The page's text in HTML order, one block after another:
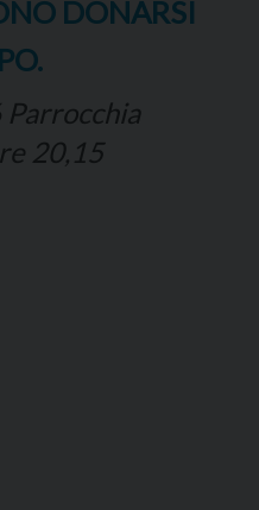
DONARSI
Parrocchia
20,15